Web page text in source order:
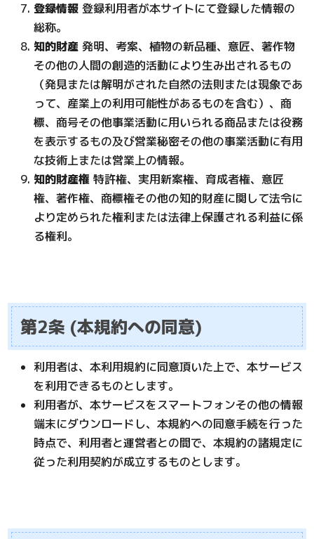
登録情報 登録利用者が本サイトにて登録した情報の
総称。
知的財産 発明、考案、植物の新品種、意匠、著作物
その他の人間の創造的活動により生み出されるもの
（発見または解明がされた自然の法則または現象であ
って、産業上の利用可能性があるものを含む）、商
標、商号その他事業活動に用いられる商品または役務
を表示するもの及び営業秘密その他の事業活動に有用
な技術上または営業上の情報。
知的財産権 特許権、実用新案権、育成者権、意匠
権、著作権、商標権その他の知的財産に関して法令に
より定められた権利または法律上保護される利益に係
る権利。
第2条 (本規約への同意)
利用者は、本利用規約に同意頂いた上で、本サービス
を利用できるものとします。
利用者が、本サービスをスマートフォンその他の情報
端末にダウンロードし、本規約への同意手続を行った
時点で、利用者と運営者との間で、本規約の諸規定に
従った利用契約が成立するものとします。